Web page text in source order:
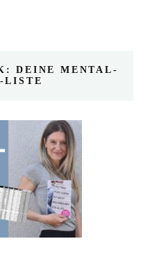
DEINE MENTAL-
LISTE